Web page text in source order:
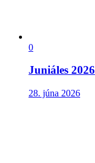
0
Juniáles 2026
28. júna 2026